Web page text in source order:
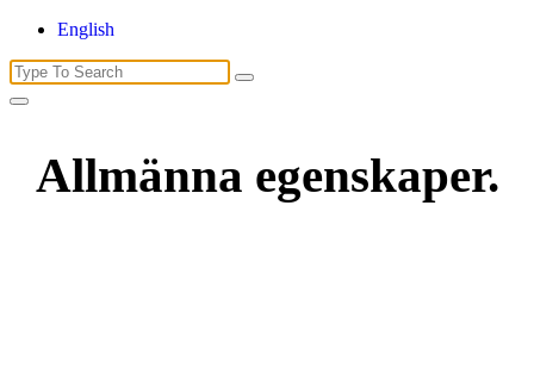
English
Search
for:
Allmänna egenskaper.